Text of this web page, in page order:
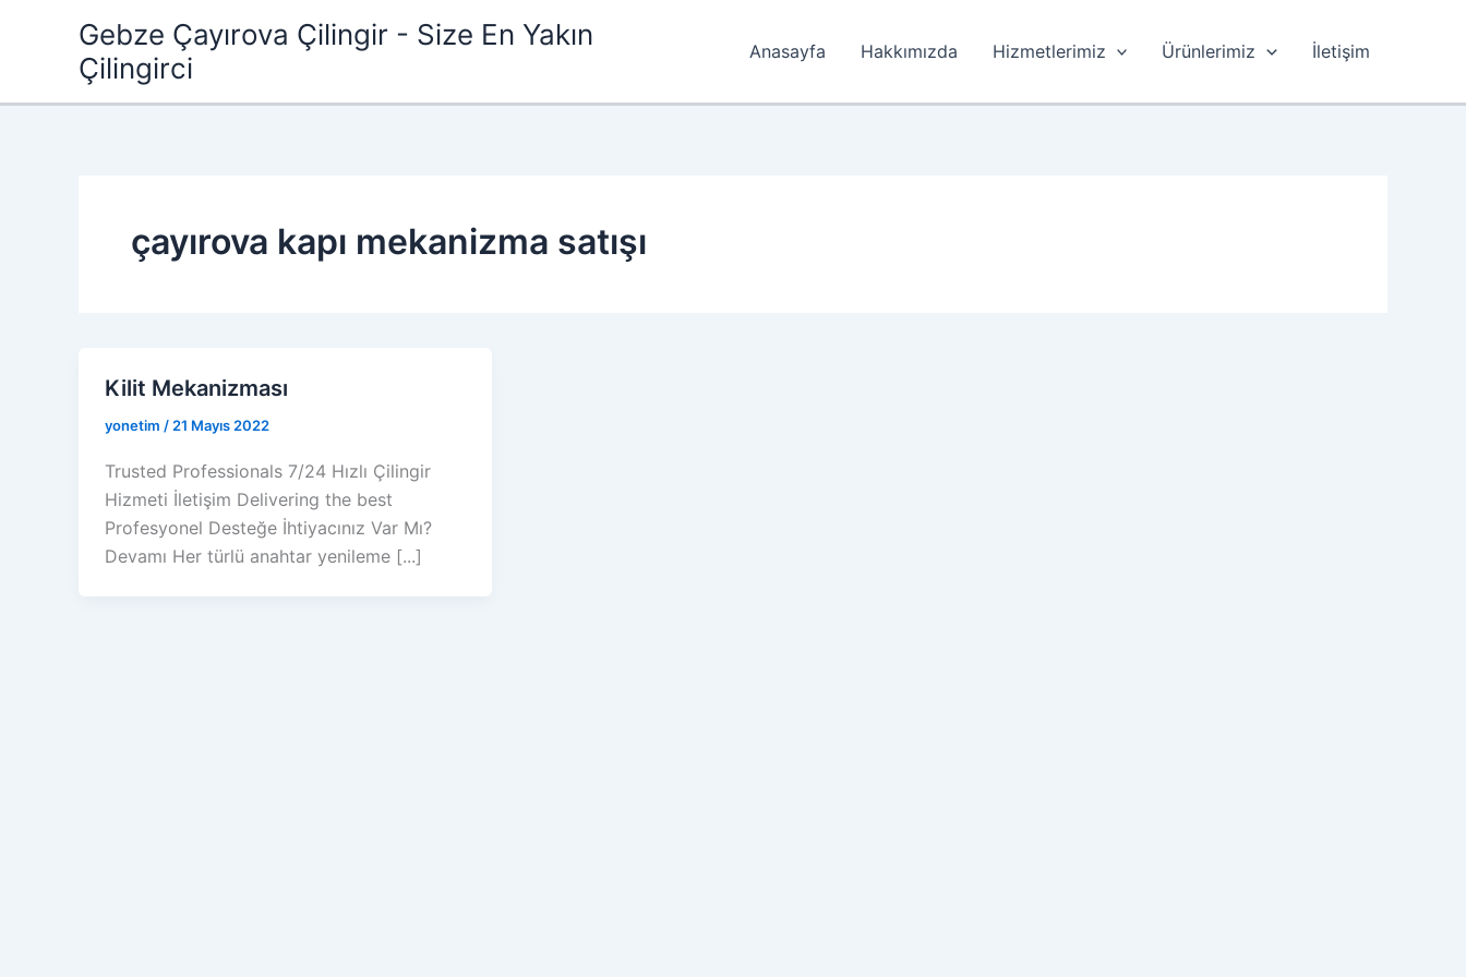
Gebze Çayırova Çilingir - Size En Yakın
Çilingirci
Anasayfa Hakkımızda Hizmetlerimiz Ürünlerimiz İletişim
çayırova kapı mekanizma satışı
Kilit Mekanizması
yonetim / 21 Mayıs 2022
Trusted Professionals 7/24 Hızlı Çilingir
Hizmeti İletişim Delivering the best
Profesyonel Desteğe İhtiyacınız Var Mı?
Devamı Her türlü anahtar yenileme [...]